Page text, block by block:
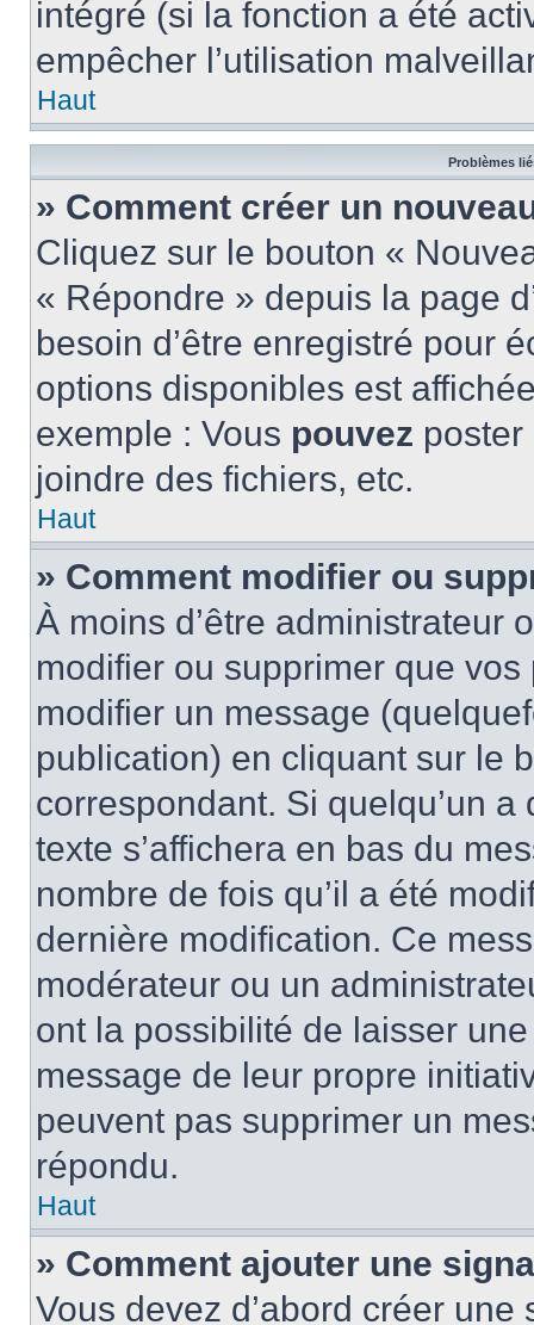
intégré (si la fonction a été
empêcher l’utilisation
Haut
Problèmes
» Comment créer un
Cliquez sur le bouton «
« Répondre » depuis la page
besoin d’être enregistré pour
options disponibles est
exemple : Vous pouvez
joindre des fichiers, etc.
Haut
» Comment modifier ou
À moins d’être administrateur
modifier ou supprimer que
modifier un message
publication) en cliquant sur le
correspondant. Si quelqu’un
texte s’affichera en bas du
nombre de fois qu’il a été
dernière modification. Ce
modérateur ou un
ont la possibilité de laisser
message de leur propre
peuvent pas supprimer un
répondu.
Haut
» Comment ajouter une
Vous devez d’abord créer